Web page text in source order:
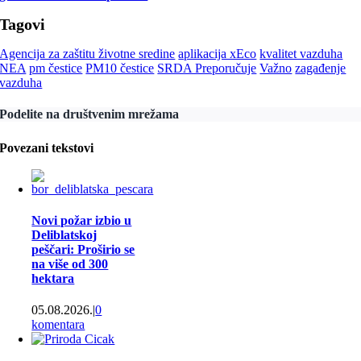
Tagovi
Agencija za zaštitu životne sredine aplikacija xEco kvalitet vazduha
NEA pm čestice PM10 čestice SRDA Preporučuje Važno zagađenje
vazduha
Podelite na društvenim mrežama
Povezani tekstovi
Novi požar izbio u
Deliblatskoj
peščari: Proširio se
na više od 300
hektara
05.08.2026.|0
komentara